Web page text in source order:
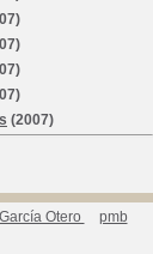
(2007)
Otero pmb